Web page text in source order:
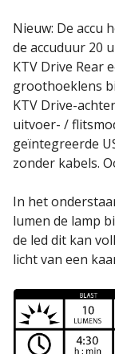
Nieuw: De accu
de accuduur 20
KTV Drive Rear
groothoeklens
KTV Drive-
uitvoer- /
geïntegreerde
zonder kabels.
In het
lumen de lamp
de led dit kan
licht van een